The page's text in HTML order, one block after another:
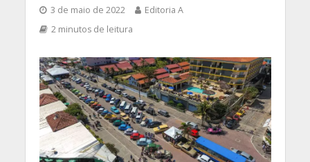
3 de maio de 2022
Editoria A
2 minutos de leitura